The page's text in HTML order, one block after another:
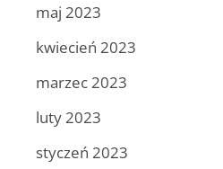
maj 2023
kwiecień 2023
marzec 2023
luty 2023
styczeń 2023